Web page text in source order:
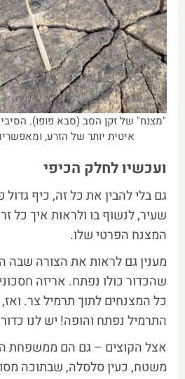
"מצנח" של זקן הסב (סבא פופו).
איטית יותר של הזרע,
ועכשיו לחלק הכיפי
גם בלי להבין את כל זה, כיף
שעיר, לנשוף בו ולראות איך כל
המצנח הפרטי שלו.
מענין גם לראות את הצורה שבה
שהכדור כולו נפתח. אריזה
כל המצנחים לתוך תרמיל צר.
התרמיל נפתח והופה! יש לנו
אצל הקוצים – גם הם ממשפחת
משטח, כעין סלסלה, שבתוכה